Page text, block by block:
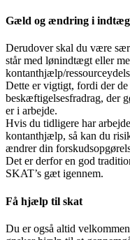
Gæld og ændring i
Derudover skal du være
står med lønindtægt eller
kontanthjælp/
Dette er vigtigt, fordi der
beskæftigelsesfradrag, der
er i arbejde.
Hvis du tidligere har
kontanthjælp, så kan du
ændrer din
Det er derfor en god
SKAT’s gæt igennem.
Få hjælp til skat
Du er også altid